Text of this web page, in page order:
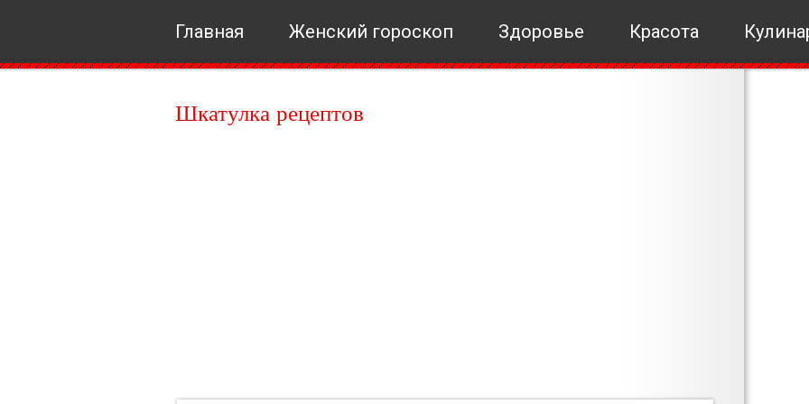
Главная Женский гороскоп Здоровье Красота
Шкатулка рецептов